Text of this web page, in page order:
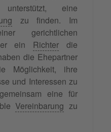
eine
zu finden. Im
gerichtlichen
ein Richter die
die Ehepartner
Möglichkeit, ihre
und Interessen zu
eine für
Vereinbarung zu